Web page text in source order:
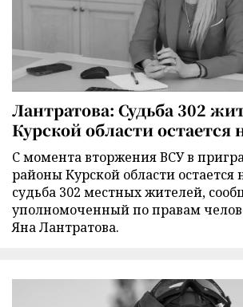
Лантратова: Судьба 302
Курской области остается
С момента вторжения ВСУ в
районы Курской области остается
судьба 302 местных жителей,
уполномоченный по правам
Яна Лантратова.